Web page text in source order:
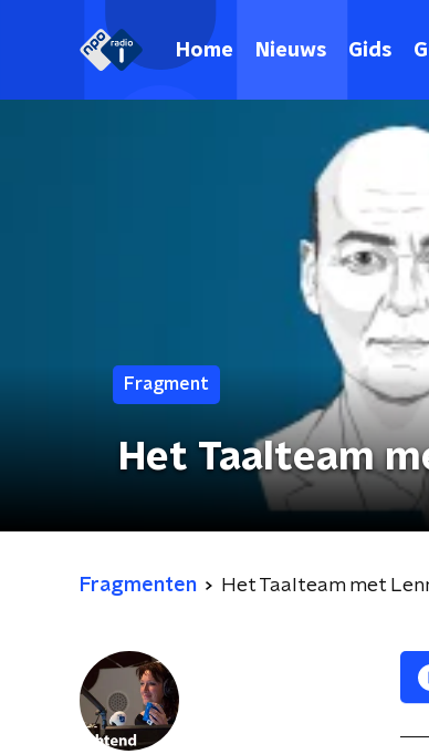
Home Nieuws Gids
Fragment
Het Taalteam
Fragmenten Het Taalteam met